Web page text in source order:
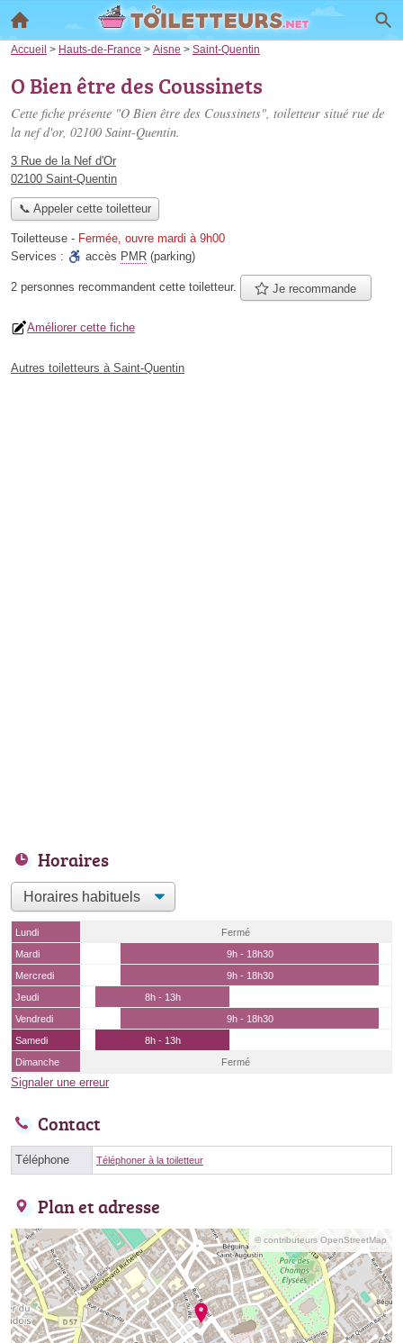
Accueil > Hauts-de-France > Aisne > Saint-Quentin
O Bien être des Coussinets
Cette fiche présente "O Bien être des Coussinets", toiletteur situé rue de
la nef d'or, 02100 Saint-Quentin.
3 Rue de la Nef d'Or
02100 Saint-Quentin
📞 Appeler cette toiletteur
Toiletteuse - Fermée, ouvre mardi à 9h00
Services :
accès PMR (parking)
2 personnes recommandent cette toiletteur. Je recommande
Améliorer cette fiche
Autres toiletteurs à Saint-Quentin
Horaires
Lundi
Fermé
Mardi
9h - 18h30
Mercredi
9h - 18h30
Jeudi
8h - 13h
Vendredi
9h - 18h30
Samedi
8h - 13h
Dimanche
Fermé
Signaler une erreur
Contact
Téléphone Téléphoner à la toiletteur
Plan et adresse
© contributeurs OpenStreetMap